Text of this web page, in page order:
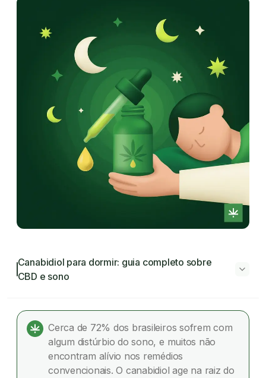
Canabidiol para dormir: guia completo sobre
CBD e sono
Canabidiol para dormir: guia completo
sobre CBD e sono
Por que tantos brasileiros não conseguem
dormir?
Cerca de 72% dos brasileiros sofrem com
algum distúrbio do sono, e muitos não
encontram alívio nos remédios
convencionais. O canabidiol age na raiz do